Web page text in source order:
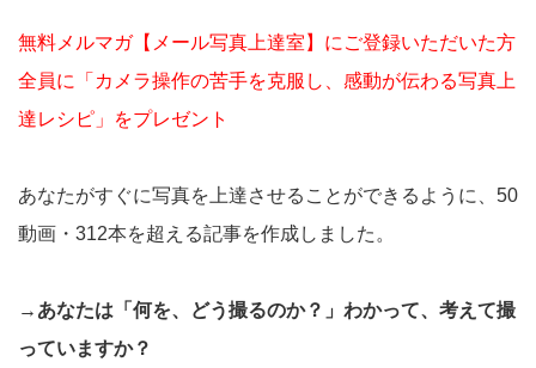
無料メルマガ【メール写真上達室】にご登録いただいた方
全員に「カメラ操作の苦手を克服し、感動が伝わる写真上
達レシピ」をプレゼント
あなたがすぐに写真を上達させることができるように、50
動画・312本を超える記事を作成しました。
→あなたは「何を、どう撮るのか？」わかって、考えて撮
っていますか？